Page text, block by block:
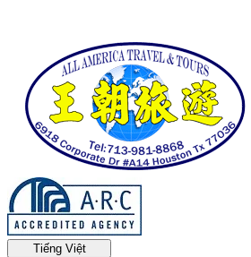
Tiếng Việt